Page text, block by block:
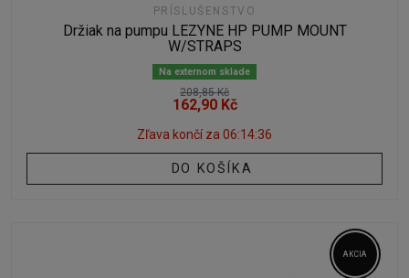
PRÍSLUŠENSTVO
Držiak na pumpu LEZYNE HP PUMP MOUNT
W/STRAPS
Na externom sklade
208,85 Kč
162,90 Kč
Zľava končí za 06:14:35
DO KOŠÍKA
AKCIA